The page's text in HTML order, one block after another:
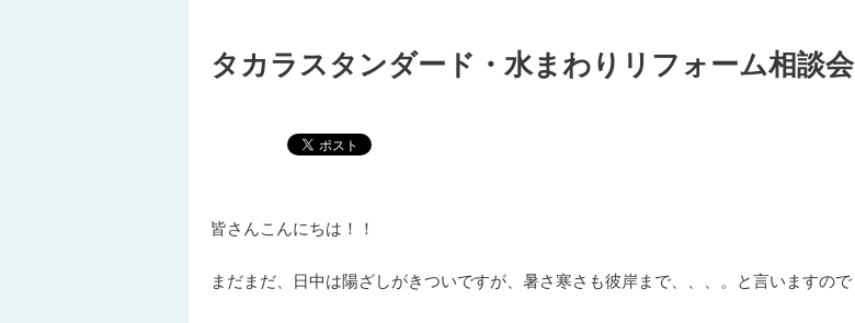
タカラスタンダード・水まわりリフォーム相談会
皆さんこんにちは！！
まだまだ、日中は陽ざしがきついですが、暑さ寒さも彼岸まで、、、。と言いますので